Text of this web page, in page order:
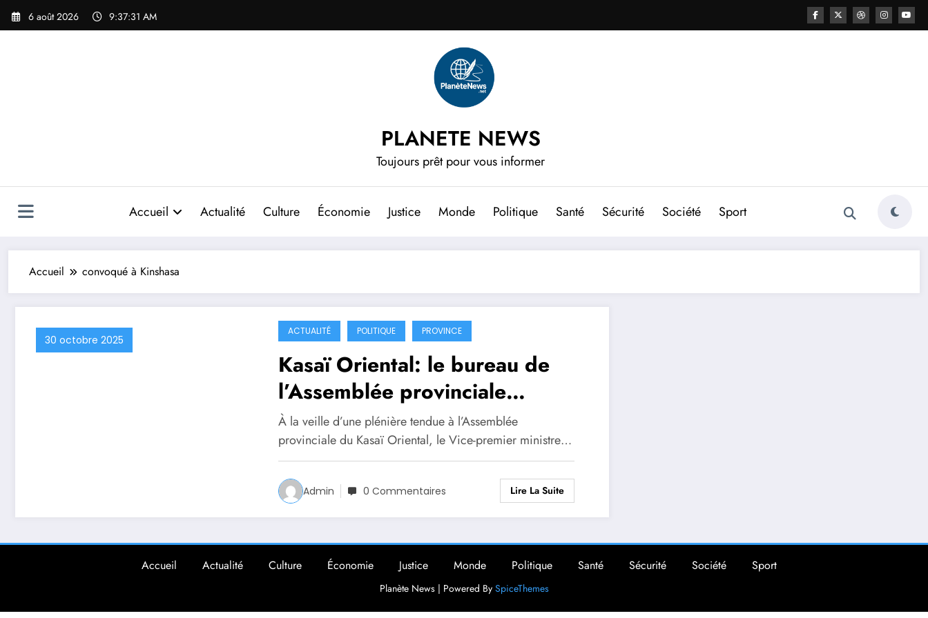
Aller
6 août 2026 9:37:31 AM
PLANETE NEWS
Toujours prêt pour vous informer
Accueil Actualité Culture Économie Justice Monde Politique Santé Sécurité Société Sport
Accueil convoqué à Kinshasa
30 octobre 2025
ACTUALITÉ POLITIQUE PROVINCE
Kasaï Oriental: le bureau de
l’Assemblée provinciale
convoqué à Kinshasa pour une
consultation
À la veille d’une plénière tendue à l’Assemblée
provinciale du Kasaï Oriental, le Vice-premier ministre…
Admin 0 Commentaires Lire La Suite
Accueil Actualité Culture Économie Justice Monde Politique Santé Sécurité Société Sport
Planète News | Powered By SpiceThemes